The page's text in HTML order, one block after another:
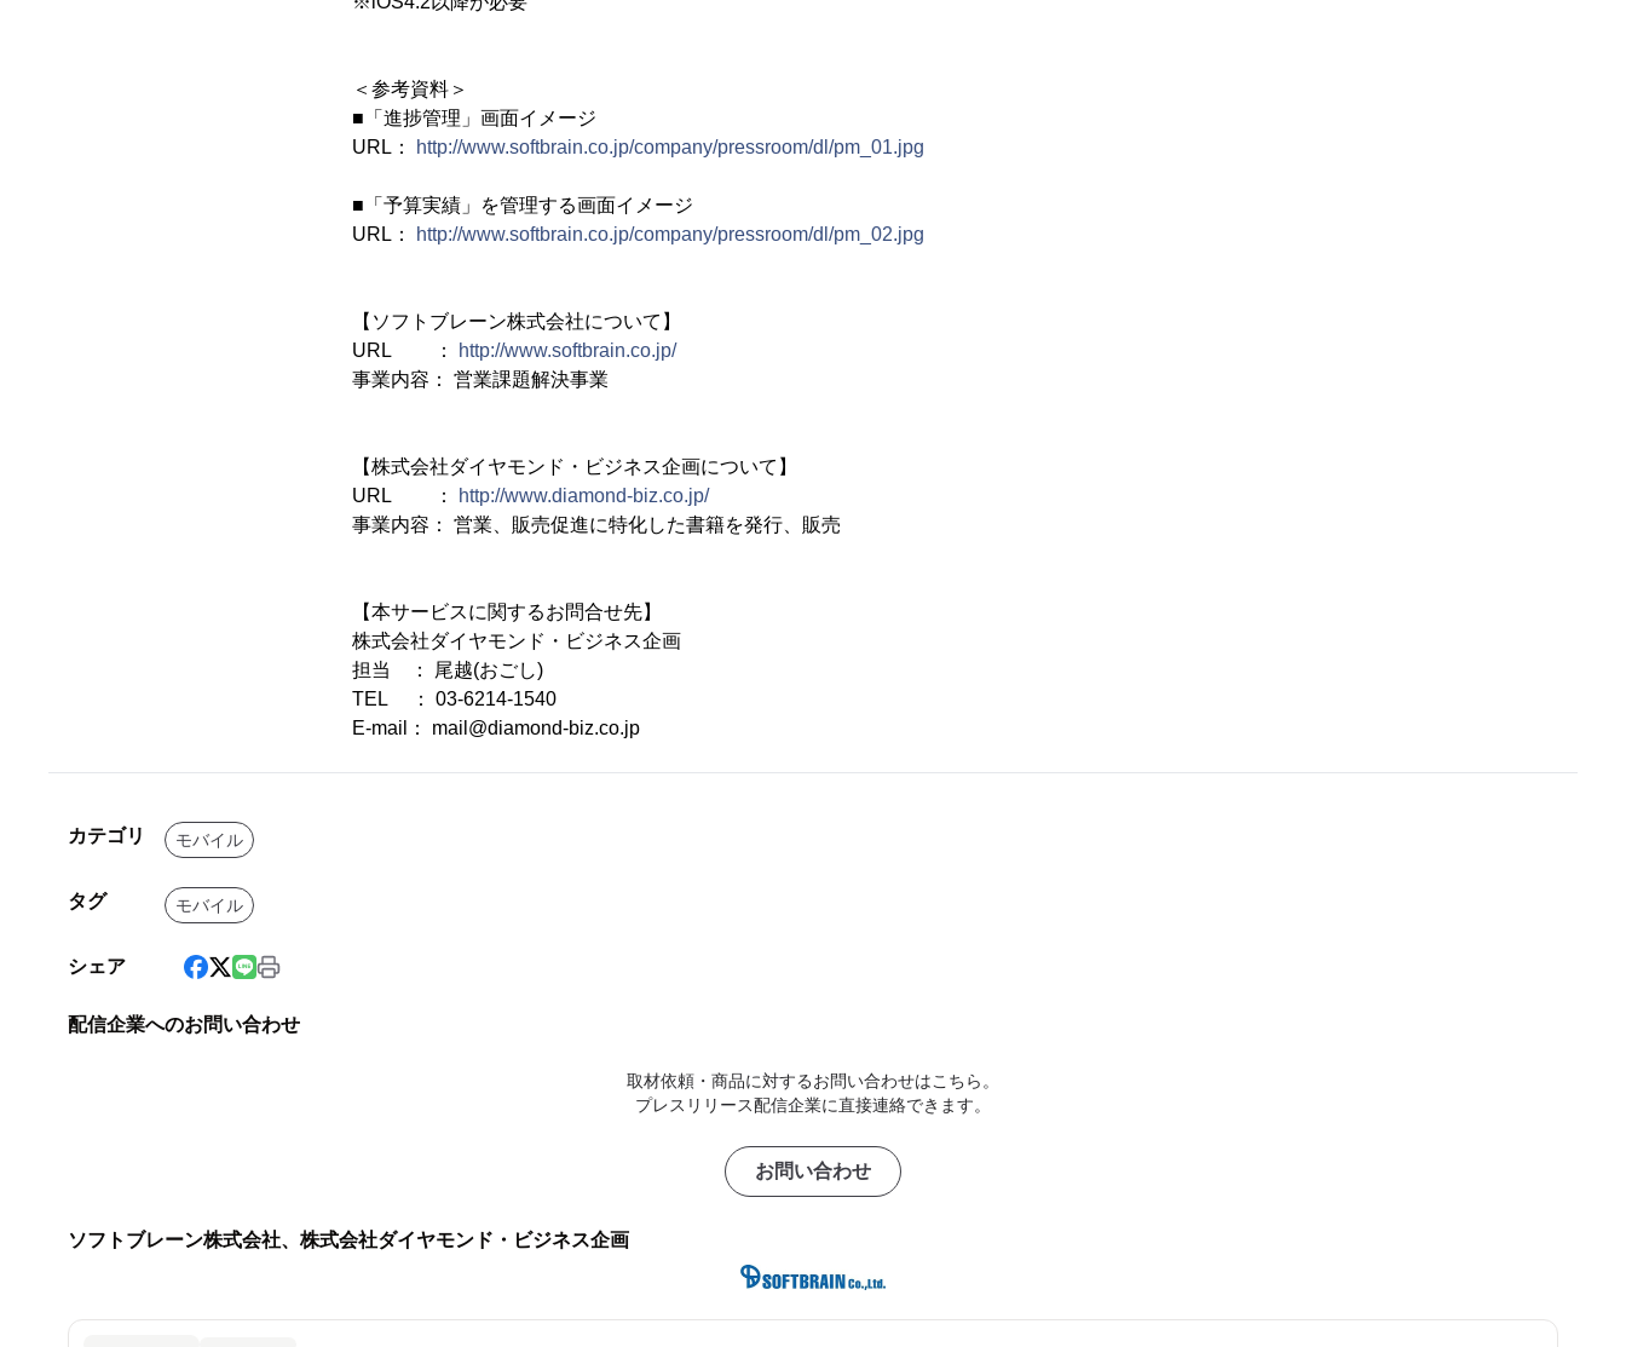
＜参考資料＞
■「進捗管理」画面イメージ
URL：
http://www.softbrain.co.jp/company/pressroom/dl/pm_01.jpg
■「予算実績」を管理する画面イメージ
URL：
http://www.softbrain.co.jp/company/pressroom/dl/pm_02.jpg
【ソフトブレーン株式会社について】
URL ：
http://www.softbrain.co.jp/
事業内容： 営業課題解決事業
【株式会社ダイヤモンド・ビジネス企画について】
URL ：
http://www.diamond-biz.co.jp/
事業内容： 営業、販売促進に特化した書籍を発行、販売
【本サービスに関するお問合せ先】
株式会社ダイヤモンド・ビジネス企画
担当 ： 尾越(おごし)
TEL ： 03-6214-1540
E-mail： mail@diamond-biz.co.jp
カテゴリ モバイル
タグ モバイル
シェア
配信企業へのお問い合わせ
取材依頼・商品に対するお問い合わせはこちら。
プレスリリース配信企業に直接連絡できます。
お問い合わせ
ソフトブレーン株式会社、株式会社ダイヤモンド・ビジネス企画